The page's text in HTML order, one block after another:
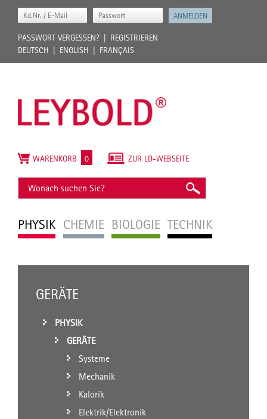
PASSWORT VERGESSEN?
REGISTRIEREN
DEUTSCH
ENGLISH FRANÇAIS
PHYSIK CHEMIE BIOLOGIE TECHNIK
ZUR LD-WEBSEITE
WARENKORB 0
GERÄTE
PHYSIK
GERÄTE
Systeme
Mechanik
Kalorik
Elektrik/Elektronik